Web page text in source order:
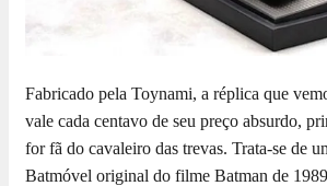
Fabricado pela Toynami, a réplica que
vale cada centavo de seu preço absurdo,
for fã do cavaleiro das trevas. Trata-se de
Batmóvel original do filme Batman de